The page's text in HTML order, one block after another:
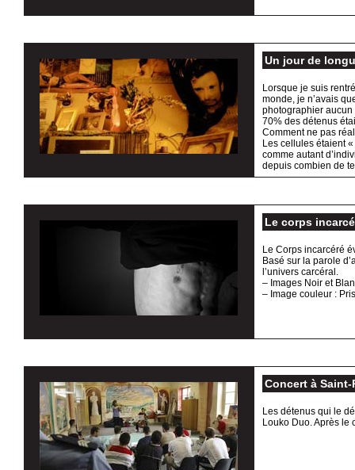
Un jour de
Lorsque je suis
monde, je n’avais
photographier aucun
70% des détenus
Comment ne pas
Les cellules étaient
comme autant
depuis combien de
Le corps
Le Corps incarcéré
Basé sur la parole
l’univers carcéral.
– Images Noir et
– Image couleur :
Concert à
Les détenus qui le
Louko Duo. Après le